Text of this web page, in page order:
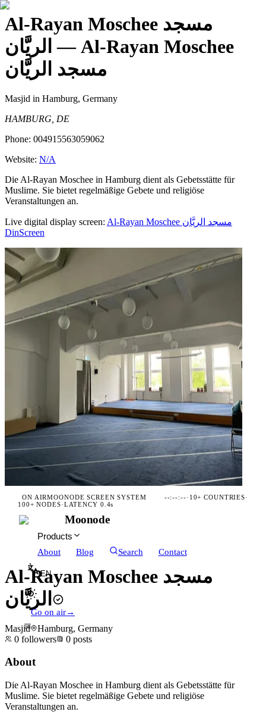
Al-Rayan Moschee مسجد
الريَّان — Al-Rayan Moschee
مسجد الريَّان
Masjid in Hamburg, Germany
HAMBURG, DE
Phone: 004915563059062
Website: N/A
Die Al-Rayan Moschee in Hamburg dient als Gebetsstätte für
Muslime. Sie bietet regelmäßige Gebete und religiöse
Veranstaltungen an.
Live digital display screen:
Al-Rayan Moschee مسجد الريَّان
DinScreen
ON AIRMOONODE SCREEN SYSTEM --:--:--· 10+ COUNTRIES·
100+ NODES·LATENCY 0.4s
Moonode
Products
About
Blog Search Contact
EN
Go on air→
Al-Rayan Moschee مسجد
الريَّان
Masjid
Hamburg, Germany
0 followers 0 posts
About
Die Al-Rayan Moschee in Hamburg dient als Gebetsstätte für
Muslime. Sie bietet regelmäßige Gebete und religiöse
Veranstaltungen an.